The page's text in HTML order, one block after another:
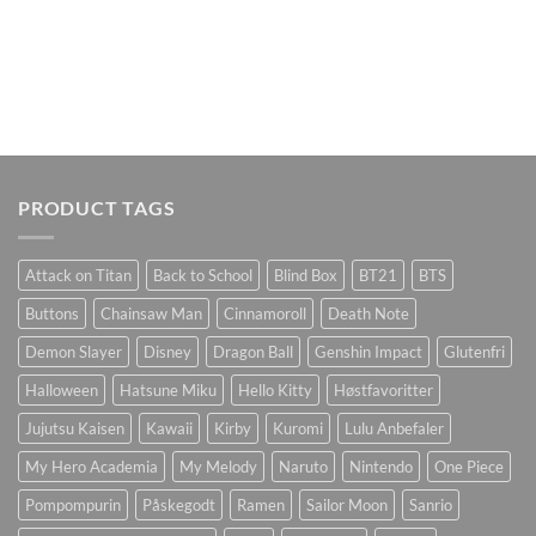
PRODUCT TAGS
Attack on Titan Back to School Blind Box BT21
BTS
Buttons
Chainsaw Man Cinnamoroll
Death Note
Demon Slayer
Disney Dragon Ball Genshin Impact
Glutenfri
Halloween
Hatsune Miku Hello Kitty
Høstfavoritter
Jujutsu Kaisen
Kawaii Kirby Kuromi
Lulu Anbefaler
My Hero Academia
My Melody Naruto Nintendo
One Piece
Pompompurin
Påskegodt Ramen Sailor Moon
Sanrio